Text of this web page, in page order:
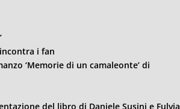
i fan
‘Memorie di un camaleonte’ di
del libro di Daniele Susini e Fulvia